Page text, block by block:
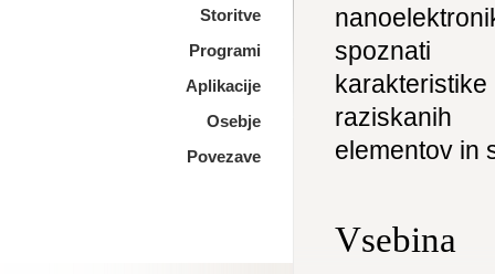
Storitve
Programi
Aplikacije
Osebje
Povezave
spoznati
elementov in
Vsebina